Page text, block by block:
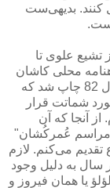
كنند. بدیهی‌ست
تشیع علوی تا
محلی کاشان
که 4-3 سال است در ان مشغول هستم) در سال 82 چاپ شد که
شماتت قرار
آنجا كه آن
مراسم عُمركُشان"
می‌کنم. لازم
در کاشان هر سال به دلیل وجود
یا همان فیروز و